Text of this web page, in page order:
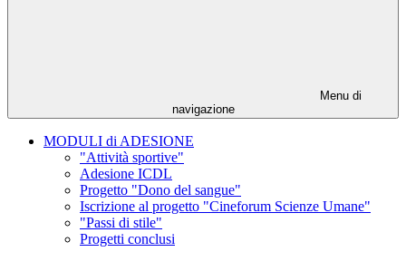
Menu di
navigazione
MODULI di ADESIONE
"Attività sportive"
Adesione ICDL
Progetto "Dono del sangue"
Iscrizione al progetto "Cineforum Scienze Umane"
"Passi di stile"
Progetti conclusi